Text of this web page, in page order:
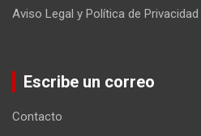
Aviso Legal y Política de Privacidad
Escribe un correo
Contacto